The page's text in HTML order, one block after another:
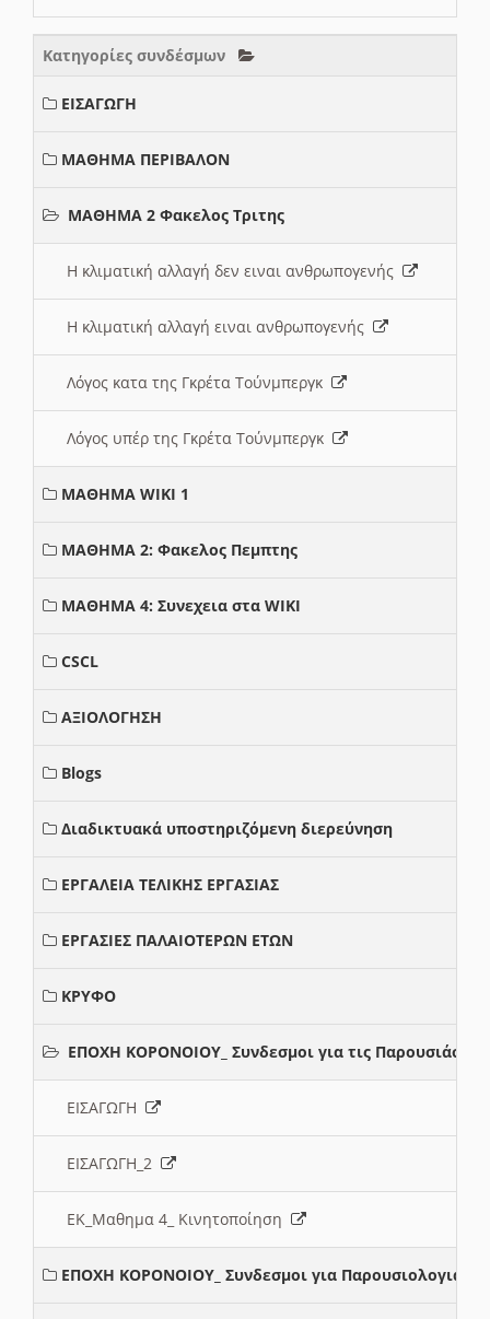
Κατηγορίες συνδέσμων
ΕΙΣΑΓΩΓΗ
ΜΑΘΗΜΑ ΠΕΡΙΒΑΛΟΝ
ΜΑΘΗΜΑ 2 Φακελος Τριτης
Η κλιματική αλλαγή δεν ειναι ανθρωπογενής
Η κλιματική αλλαγή ειναι ανθρωπογενής
Λόγος κατα της Γκρέτα Τούνμπεργκ
Λόγος υπέρ της Γκρέτα Τούνμπεργκ
ΜΑΘΗΜΑ WIKI 1
ΜΑΘΗΜΑ 2: Φακελος Πεμπτης
ΜΑΘΗΜΑ 4: Συνεχεια στα WIKI
CSCL
ΑΞΙΟΛΟΓΗΣΗ
Blogs
Διαδικτυακά υποστηριζόμενη διερεύνηση
ΕΡΓΑΛΕΙΑ ΤΕΛΙΚΗΣ ΕΡΓΑΣΙΑΣ
ΕΡΓΑΣΙΕΣ ΠΑΛΑΙΟΤΕΡΩΝ ΕΤΩΝ
ΚΡΥΦΟ
ΕΠΟΧΗ ΚΟΡΟΝΟΙΟΥ_ Συνδεσμοι για τις Παρουσιάσεις
ΕΙΣΑΓΩΓΗ
ΕΙΣΑΓΩΓΗ_2
ΕΚ_Μαθημα 4_ Κινητοποίηση
ΕΠΟΧΗ ΚΟΡΟΝΟΙΟΥ_ Συνδεσμοι για Παρουσιολογια